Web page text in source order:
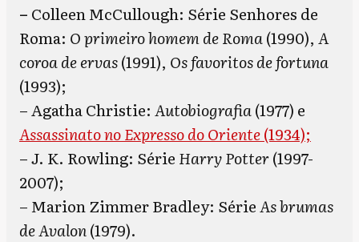
– Colleen McCullough: Série Senhores de
Roma: O primeiro homem de Roma(1990), A
coroa de ervas(1991), Os favoritos de fortuna
(1993);
– Agatha Christie: Autobiografia(1977) e
Assassinato no Expresso do Oriente(1934);
– J. K. Rowling: Série Harry Potter(1997-
2007);
– Marion Zimmer Bradley: Série As brumas
de Avalon(1979).